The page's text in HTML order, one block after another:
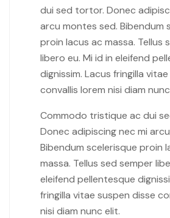
dui sed tortor. Donec
arcu montes sed. Bibendum
proin lacus ac massa. Tellus
libero eu. Mi id in eleifend
dignissim. Lacus fringilla
convallis lorem nisi diam
Commodo tristique ac dui
Donec adipiscing nec mi
Bibendum scelerisque proin
massa. Tellus sed semper
eleifend pellentesque
fringilla vitae suspen disse
nisi diam nunc elit.